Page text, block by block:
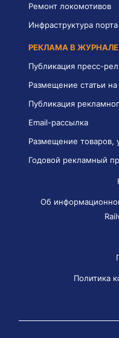
Ремонт локомотивов
Инфраструктура порта
РЕКЛАМА В ЖУРНАЛЕ
Публикация пресс-
Размещение статьи на
Публикация
Email-рассылка
Размещение товаров,
Годовой рекламный
Об
Политика